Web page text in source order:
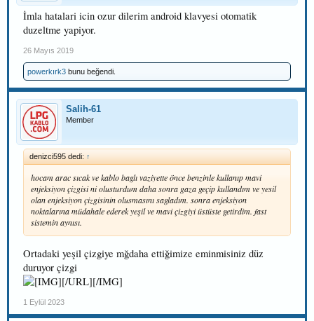
İmla hatalari icin ozur dilerim android klavyesi otomatik
duzeltme yapiyor.
26 Mayıs 2019
powerkırk3 bunu beğendi.
Salih-61
Member
denizci595 dedi: ↑
hocam arac sıcak ve kablo baglı vaziyette önce benzinle kullanıp mavi
enjeksiyon çizgisi ni olusturdum daha sonra gaza geçip kullandım ve yesil
olan enjeksiyon çizgisinin olusmasını sagladım. sonra enjeksiyon
noktalarına müdahale ederek yeşil ve mavi çizgiyi üstüste getirdim. fast
sistemin aynısı.
Ortadaki yeşil çizgiye mğdaha ettiğimize eminmisiniz düz
duruyor çizgi
[/URL][/IMG]
1 Eylül 2023